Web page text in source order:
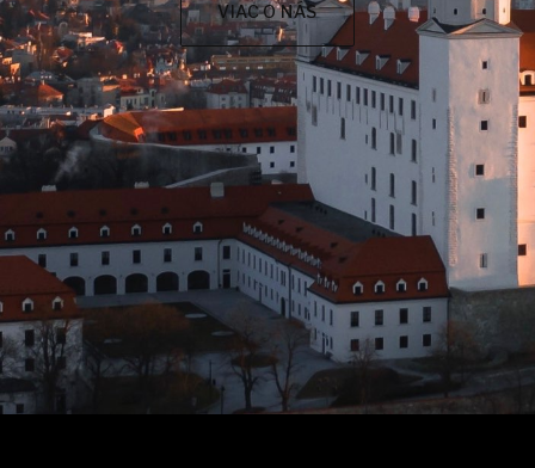
VIAC O NÁS